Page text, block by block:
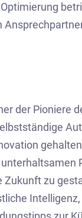
der Pioniere
Zukunft zu